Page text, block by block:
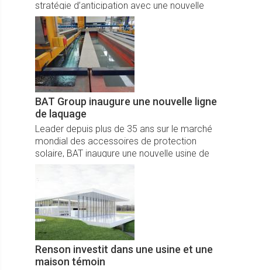
stratégie d’anticipation avec une nouvelle
usine entièrement robotisée.
BAT Group inaugure une nouvelle ligne
de laquage
Leader depuis plus de 35 ans sur le marché
mondial des accessoires de protection
solaire, BAT inaugure une nouvelle usine de
laquage poudre dans l'usine de Noventa di
Piave (VE).
Renson investit dans une usine et une
maison témoin